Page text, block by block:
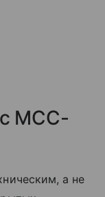
MCC-
а не